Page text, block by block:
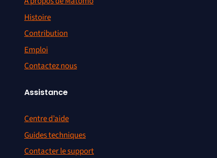
Histoire
Contribution
Emploi
Contactez nous
Assistance
Centre d’aide
Guides techniques
Contacter le support